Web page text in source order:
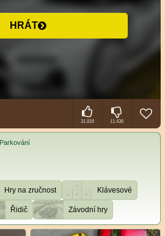
HRÁT
31.816 11.436
Parkování
Hry na zručnost Klávesové
Řidič Závodní hry